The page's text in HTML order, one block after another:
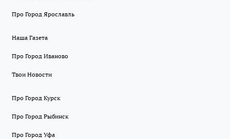
Про Город Ярославль
Наша Газета
Про Город Иваново
Твои Новости
Про Город Курск
Про Город Рыбинск
Про Город Уфа